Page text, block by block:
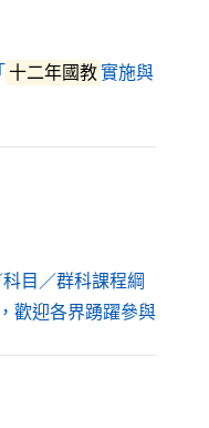
十二年國教實施與
目／群科課程綱
歡迎各界踴躍參與（另